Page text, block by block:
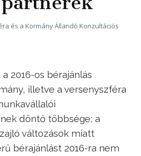
és a Kormány Állandó Konzultációs
2016-os bérajánlás
illetve a versenyszféra
döntő többsége; a
változások miatt
bérajánlást 2016-ra nem